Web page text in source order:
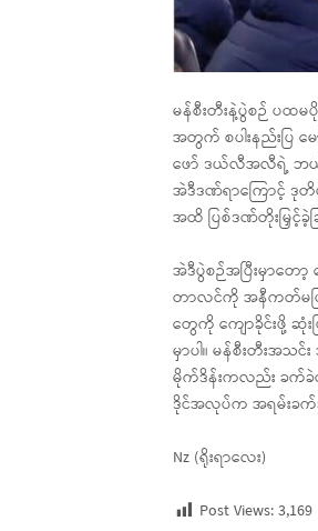
မန်စီးတီးနဲ့ပွဲစဉ် ပထ
အတွက် စပါးနည်းပြ
ဖော် ဒယ်လီအလီရဲ့ ဘယ်ဘ
အဲဒီဒဏ်ရာကြောင့် ဒု
အထိ ပြစ်ဒဏ်တိုးမြှင့်ခဲ့ခြ
အဲဒီပွဲစဉ်အပြီးမှာတေ
တာလင်ကို အနီကတ်မပြ
တွေကို ကျောခိုင်းဖို့
မှာပါ။ မန်စီးတီးအ
မိုက်ဒိန်းကလည်း ခက်ခဲ
ဒိုင်အလုပ်က အရမ်းခက်ခဲ
Nz (ရိုးရာလေး)
Post Views:3,169